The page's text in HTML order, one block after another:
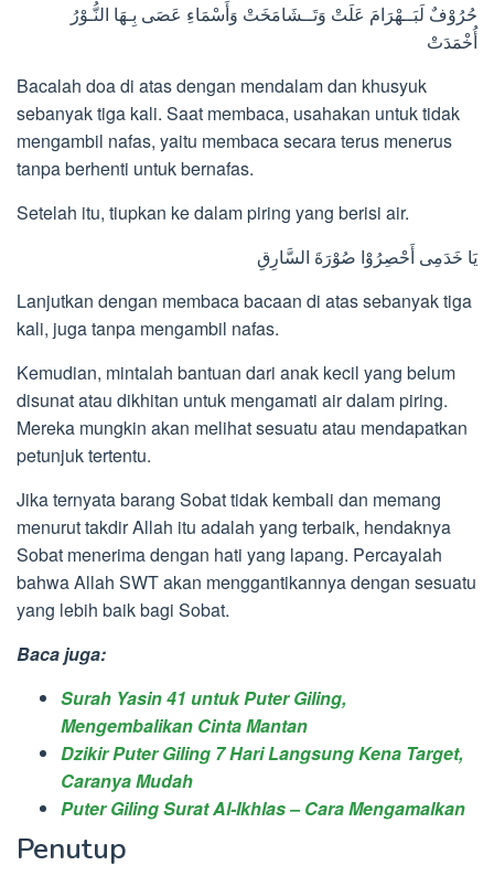
حُرُوْفٌ لَبَــهْرَامَ عَلَتْ وَتَــشَامَخَتْ وَأَسْمَاءِ عَصَى بِـهَا النُّـوْرُ
أُخْمَدَتْ
Bacalah doa di atas dengan mendalam dan khusyuk
sebanyak tiga kali. Saat membaca, usahakan untuk tidak
mengambil nafas, yaitu membaca secara terus menerus
tanpa berhenti untuk bernafas.
Setelah itu, tiupkan ke dalam piring yang berisi air.
يَا خَدَمِى أَحْصِرُوْا صُوْرَةَ السَّارِقِ
Lanjutkan dengan membaca bacaan di atas sebanyak tiga
kali, juga tanpa mengambil nafas.
Kemudian, mintalah bantuan dari anak kecil yang belum
disunat atau dikhitan untuk mengamati air dalam piring.
Mereka mungkin akan melihat sesuatu atau mendapatkan
petunjuk tertentu.
Jika ternyata barang Sobat tidak kembali dan memang
menurut takdir Allah itu adalah yang terbaik, hendaknya
Sobat menerima dengan hati yang lapang. Percayalah
bahwa Allah SWT akan menggantikannya dengan sesuatu
yang lebih baik bagi Sobat.
Baca juga:
Surah Yasin 41 untuk Puter Giling,
Mengembalikan Cinta Mantan
Dzikir Puter Giling 7 Hari Langsung Kena Target,
Caranya Mudah
Puter Giling Surat Al-Ikhlas – Cara Mengamalkan
Penutup